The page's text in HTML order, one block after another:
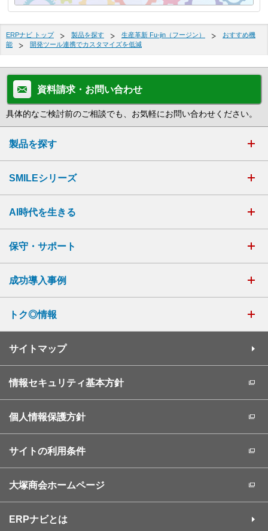
ERPナビ トップ 製品を探す 生産革新 Fu-jin（フージン）
おすすめ機
能
開発ツール連携でカスタマイズを低減
資料請求・お問い合わせ
具体的なご検討前のご相談でも、お気軽にお問い合わせください。
製品を探す
SMILEシリーズ
AI時代を生きる
保守・サポート
成功導入事例
トク◎情報
サイトマップ
情報セキュリティ基本方針
個人情報保護方針
サイトの利用条件
大塚商会ホームページ
ERPナビとは